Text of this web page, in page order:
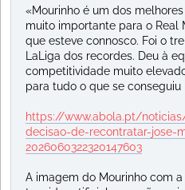
«Mourinho é um dos
muito importante para o Real
que esteve connosco. Foi o
LaLiga dos recordes. Deu à
competitividade muito
para tudo o que se conseguiu
https://www.abola.pt/
decisao-de-recontratar-jose-
2026060322320147603
A imagem do Mourinho com